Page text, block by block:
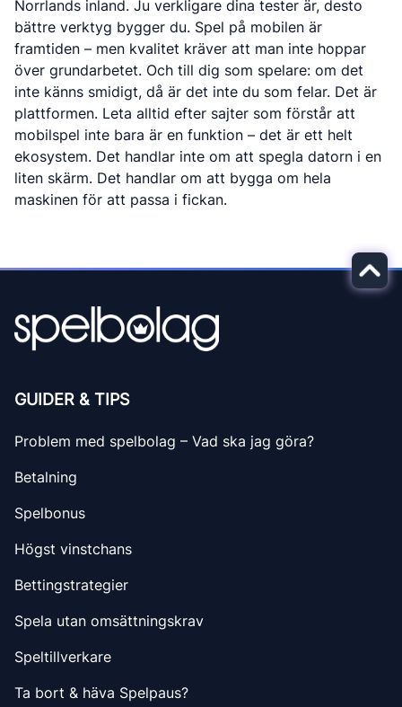
Norrlands inland. Ju verkligare dina tester är, desto
bättre verktyg bygger du. Spel på mobilen är
framtiden – men kvalitet kräver att man inte hoppar
över grundarbetet. Och till dig som spelare: om det
inte känns smidigt, då är det inte du som felar. Det är
plattformen. Leta alltid efter sajter som förstår att
mobilspel inte bara är en funktion – det är ett helt
ekosystem. Det handlar inte om att spegla datorn i en
liten skärm. Det handlar om att bygga om hela
maskinen för att passa i fickan.
GUIDER & TIPS
Problem med spelbolag – Vad ska jag göra?
Betalning
Spelbonus
Högst vinstchans
Bettingstrategier
Spela utan omsättningskrav
Speltillverkare
Ta bort & häva Spelpaus?